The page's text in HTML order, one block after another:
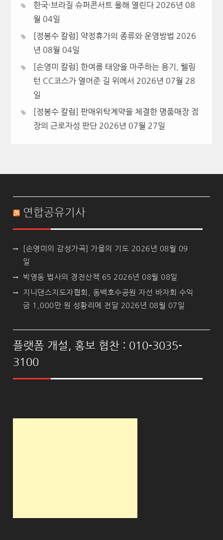
한국·브라질 슈퍼콘서트 올해 열린다 2026년 08
월 04일
[정봉수 칼럼] 약정휴가의 종류와 운영방법 2026
년 08월 04일
[손영미 칼럼] 한여름 태양을 마주하는 용기, 웰링
턴 CC코스가 열어준 길 위에서 2026년 07월 28
일
[정봉수 칼럼] 판매위탁계약을 체결한 명품매장 점
장의 근로자성 판단 2026년 07월 27일
연합공유기사
[손영미의 감성가곡] 가을의 기도 2026년 08월 09
일
박영동 법사의 경전산책 65 2026년 08월 08일
지니댄스지도자협회, 동백호수공원 자선 바자회 수익
금 1,000만 원 성황리에 전달 2026년 08월 07일
플랫폼 개설, 홍보 협찬 : 010-3035-
3100